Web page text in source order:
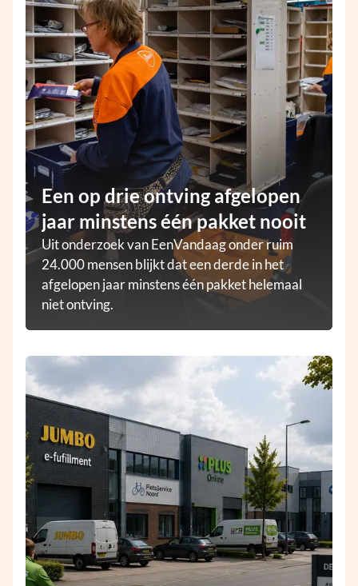
Een op drie ontving afgelopen
jaar minstens één pakket nooit
Uit onderzoek van EenVandaag onder ruim
24.000 mensen blijkt dat een derde in het
afgelopen jaar minstens één pakket helemaal
niet ontving.